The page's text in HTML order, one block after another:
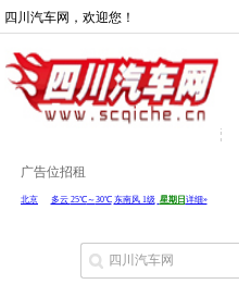
四川汽车网，欢迎您！
广告位招租